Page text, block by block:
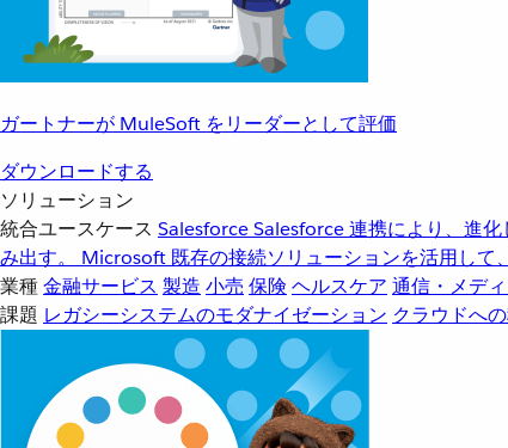
ガートナーが MuleSoft をリーダーとして評価
ダウンロードする
ソリューション
統合ユースケース SalesforceSalesforce 連携により、進
み出す。
Microsoft 既存の接続ソリューションを活用して
業種金融サービス 製造 小売 保険 ヘルスケア 通信・メデ
課題 レガシーシステムのモダナイゼーション クラウドへ